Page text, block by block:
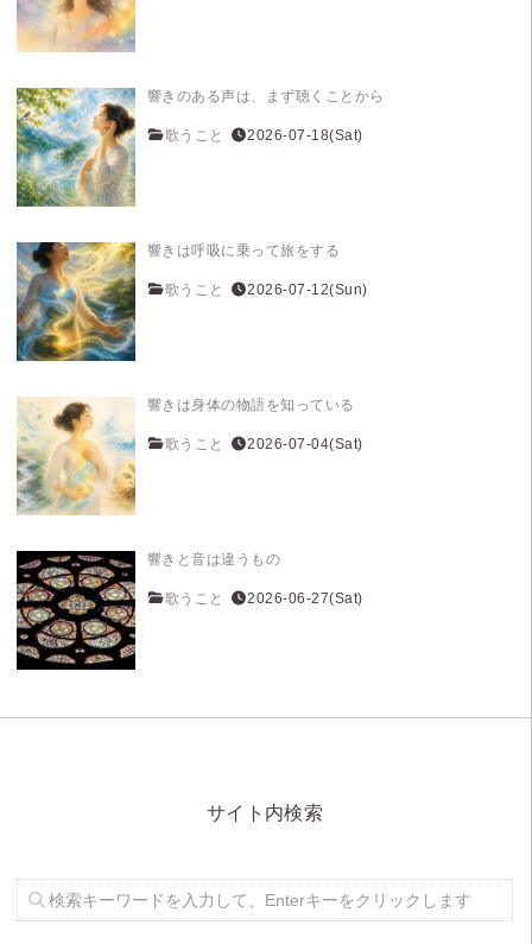
響きのある声は、まず聴くことから
歌うこと 2026-07-18(Sat)
響きは呼吸に乗って旅をする
歌うこと 2026-07-12(Sun)
響きは身体の物語を知っている
歌うこと 2026-07-04(Sat)
響きと音は違うもの
歌うこと 2026-06-27(Sat)
サイト内検索